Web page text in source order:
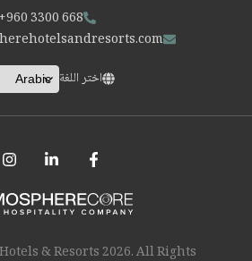
+960 3300 668
اختر اللغة
& Resorts 2026. All Rights